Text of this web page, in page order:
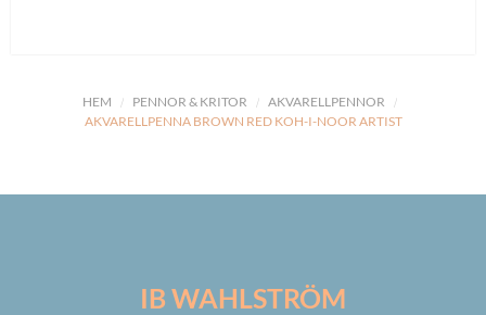
HEM PENNOR & KRITOR
AKVARELLPENNOR
AKVARELLPENNA BROWN RED KOH-I-NOOR ARTIST
IB WAHLSTRÖM